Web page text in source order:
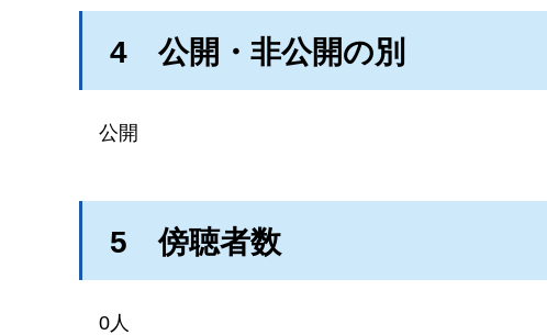
4 公開・非公開の別
公開
5 傍聴者数
0人